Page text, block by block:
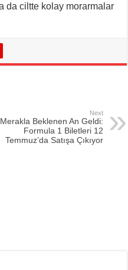
da ciltte kolay morarmalar
Next
Merakla Beklenen An Geldi:
Formula 1 Biletleri 12
Temmuz’da Satışa Çıkıyor